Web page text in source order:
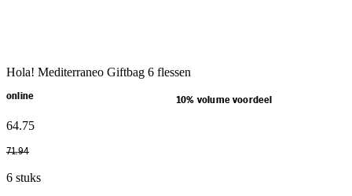
Hola! Mediterraneo Giftbag 6 flessen
online 10% volume voordeel
64.75
71.94
6 stuks